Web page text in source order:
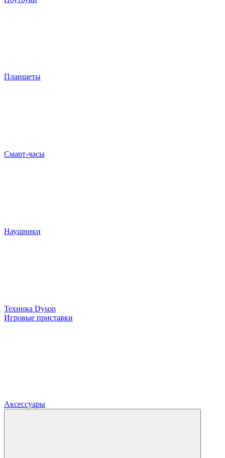
Планшеты
Смарт-часы
Наушники
Техника Dyson
Игровые приставки
Аксессуары